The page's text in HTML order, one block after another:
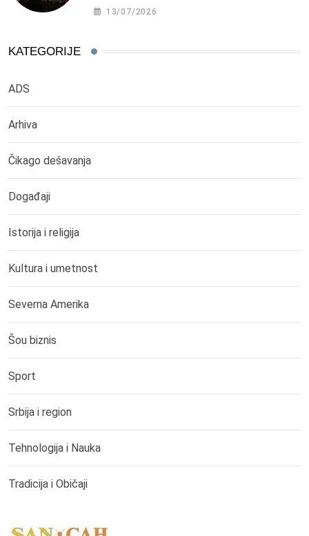
13/07/2026
KATEGORIJE
ADS
Arhiva
Čikago dešavanja
Događaji
Istorija i religija
Kultura i umetnost
Severna Amerika
Šou biznis
Sport
Srbija i region
Tehnologija i Nauka
Tradicija i Običaji